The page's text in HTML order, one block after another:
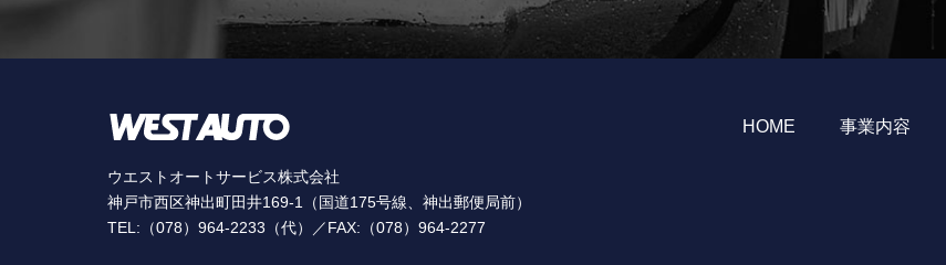
ウエストオートサービス株式会社
神戸市西区神出町田井169-1（国道175号線、神出郵便局前）
TEL:（078）964-2233（代）／FAX:（078）964-2277
HOME 事業内容